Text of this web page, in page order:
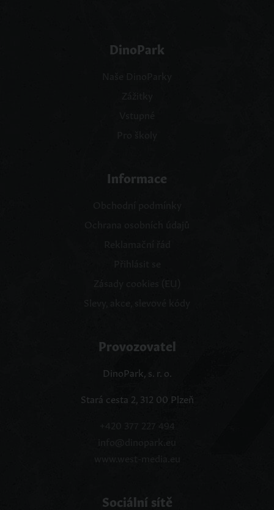
DinoPark
Informace
Zásady cookies (EU)
Provozovatel
DinoPark, s. r. o.
Stará cesta 2, 312 00 Plzeň
+420 377 227 494
info@dinopark.eu
www.west-media.eu
Sociální sítě